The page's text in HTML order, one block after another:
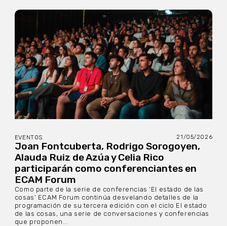
EVENTOS 21/05/2026
Joan Fontcuberta, Rodrigo Sorogoyen,
Alauda Ruiz de Azúa y Celia Rico
participarán como conferenciantes en
ECAM Forum
Como parte de la serie de conferencias ‘El estado de las
cosas’ ECAM Forum continúa desvelando detalles de la
programación de su tercera edición con el ciclo El estado
de las cosas, una serie de conversaciones y conferencias
que proponen...